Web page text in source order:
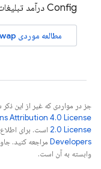
Config درآمد تبلیغات را 30٪
مطالعه موردی Vinwap را مشاهده کنید
جز در مواردی که غیر از این
Attribution 4.0 License
2.0 License است. برای اطلاع
Developers‏
وابسته به آن است.